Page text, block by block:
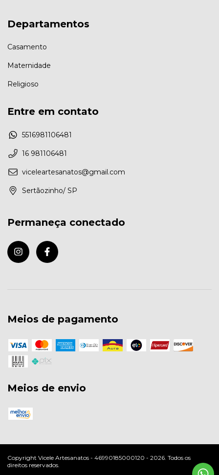
Departamentos
Casamento
Maternidade
Religioso
Entre em contato
5516981106481
16 981106481
viceleartesanatos@gmail.com
Sertãozinho/ SP
Permaneça conectado
Meios de pagamento
Meios de envio
Copyright Vicele Artesanatos - 46990185000120 - 2026. Todos os
direitos reservados.